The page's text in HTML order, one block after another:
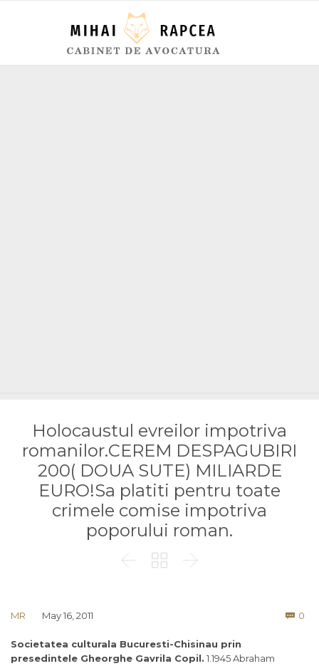
Holocaustul evreilor impotriva
romanilor.CEREM DESPAGUBIRI
200( DOUA SUTE) MILIARDE
EURO!Sa platiti pentru toate
crimele comise impotriva
poporului roman.
  
MR May 16, 2011  0
Societatea culturala Bucuresti-Chisinau prin
presedintele Gheorghe Gavrila Copil. 1.1945 Abraham